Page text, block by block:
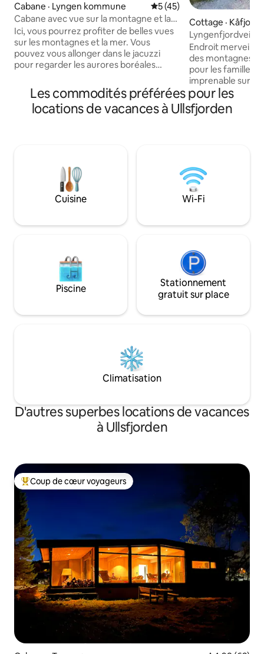
Cabane · Lyngen kommune Note moyenne de 5 sur 5,
5 (45)
Cabane avec vue sur la montagne et la
mer.
Ici, vous pourrez profiter de belles vues
sur les montagnes et la mer. Vous
pouvez vous allonger dans le jacuzzi
pour regarder les aurores boréales
Beaucoup de belles possibilités de
randonnée à proximité, par exemple.
Blåisvannet et Lyngentrappa. Un point
Lyngseidet. On y trouve une épicerie et
pompe à chaleur pour une température
intérieure parfaite. Il y a également une
hivernale, ainsi qu'un chargeur de
Cottage · Kåfjord
Lyngenfjordveien
Endroit
des montagnes.
pour les familles.
imprenable sur
possibilité de voir
hiver et au soleil
de bonnes
proche des
populaires. Sauna au feu de bois et
cabane
fourni. Lits
Animaux admis.
Les commodités préférées pour les
locations de vacances à Ullsfjorden
Cuisine Wi-Fi
Piscine
Stationnement
gratuit sur place
Climatisation
D'autres superbes locations de vacances
à Ullsfjorden
Coup de cœur voyageurs parmi les plus aimés
Coup de cœur voyageurs